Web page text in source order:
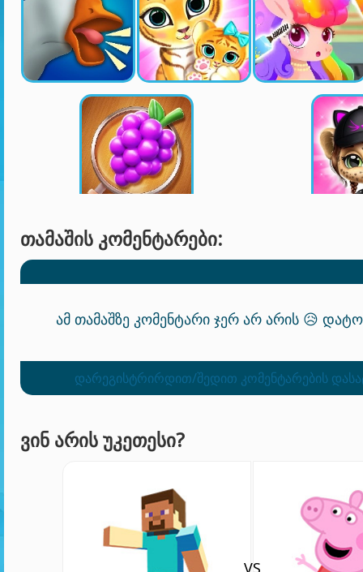
ᲗᲐᲛᲐᲨᲘᲡ ᲙᲝᲛᲔᲜᲢᲐᲠᲔᲑᲘ:
ამ თამაშზე კომენტარი ჯერ არ არის 😥
დარეგისტრირდით/შედით კომენტარების
ᲕᲘᲜ ᲐᲠᲘᲡ ᲣᲙᲔᲗᲔᲡᲘ?
VS